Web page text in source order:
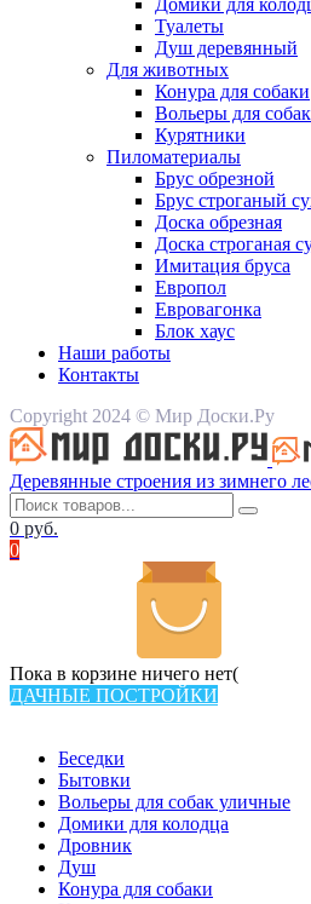
Домики для
Туалеты
Душ деревянный
Для животных
Конура для собаки
Вольеры для
Курятники
Пиломатериалы
Брус обрезной
Брус строганый
Доска обрезная
Доска строганая
Имитация бруса
Европол
Евровагонка
Блок хаус
Наши работы
Контакты
Copyright 2024 © Мир Доски.Ру
Деревянные строения из зимнего
0 руб.
0
Пока в корзине ничего нет(
ДАЧНЫЕ ПОСТРОЙКИ
Беседки
Бытовки
Вольеры для собак уличные
Домики для колодца
Дровник
Душ
Конура для собаки